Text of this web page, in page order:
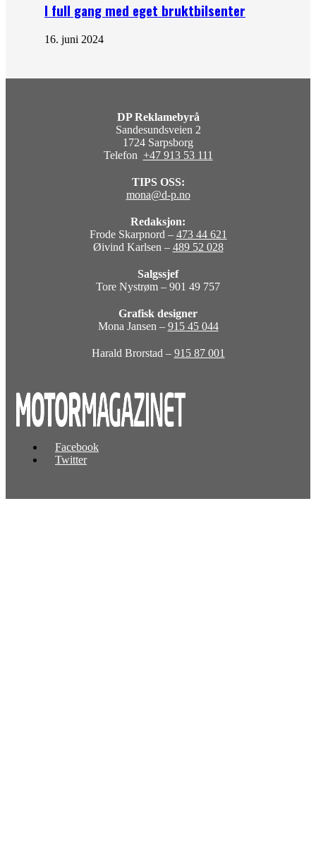
I full gang med eget bruktbilsenter
16. juni 2024
DP Reklamebyrå
Sandesundsveien 2
1724 Sarpsborg
Telefon +47 913 53 111
TIPS OSS:
mona@d-p.no
Redaksjon:
Frode Skarpnord – 473 44 621
Øivind Karlsen – 489 52 028
Salgssjef
Tore Nystrøm – 901 49 757
Grafisk designer
Mona Jansen – 915 45 044
Harald Brorstad – 915 87 001
Facebook
Twitter